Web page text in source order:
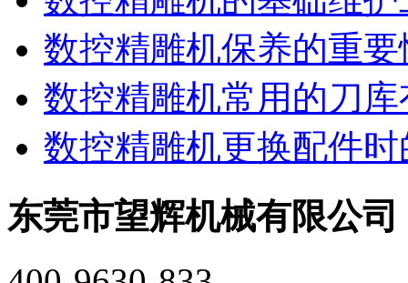
数控精雕机保养的重要
数控精雕机常用的刀
数控精雕机更换配件
东莞市望辉机械有限公司